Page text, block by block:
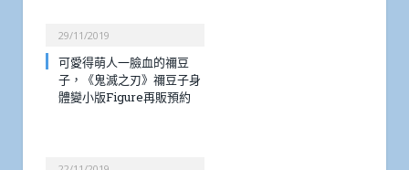
29/11/2019
可愛得萌人一臉血的禰豆
子，《鬼滅之刃》禰豆子身
體變小版Figure再販預約